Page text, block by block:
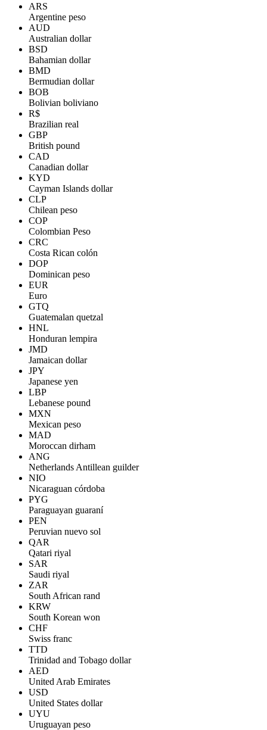
ARS
Argentine peso
AUD
Australian dollar
BSD
Bahamian dollar
BMD
Bermudian dollar
BOB
Bolivian boliviano
R$
Brazilian real
GBP
British pound
CAD
Canadian dollar
KYD
Cayman Islands dollar
CLP
Chilean peso
COP
Colombian Peso
CRC
Costa Rican colón
DOP
Dominican peso
EUR
Euro
GTQ
Guatemalan quetzal
HNL
Honduran lempira
JMD
Jamaican dollar
JPY
Japanese yen
LBP
Lebanese pound
MXN
Mexican peso
MAD
Moroccan dirham
ANG
Netherlands Antillean guilder
NIO
Nicaraguan córdoba
PYG
Paraguayan guaraní
PEN
Peruvian nuevo sol
QAR
Qatari riyal
SAR
Saudi riyal
ZAR
South African rand
KRW
South Korean won
CHF
Swiss franc
TTD
Trinidad and Tobago dollar
AED
United Arab Emirates
USD
United States dollar
UYU
Uruguayan peso